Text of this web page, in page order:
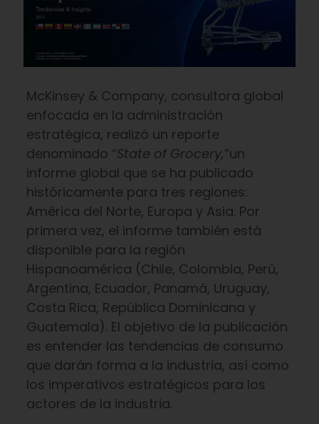
McKinsey & Company, consultora global
enfocada en la administración
estratégica, realizó un reporte
denominado “State of Grocery,”un
informe global que se ha publicado
históricamente para tres regiones:
América del Norte, Europa y Asia. Por
primera vez, el informe también está
disponible para la región
Hispanoamérica (Chile, Colombia, Perú,
Argentina, Ecuador, Panamá, Uruguay,
Costa Rica, República Dominicana y
Guatemala). El objetivo de la publicación
es entender las tendencias de consumo
que darán forma a la industria, así como
los imperativos estratégicos para los
actores de la industria.